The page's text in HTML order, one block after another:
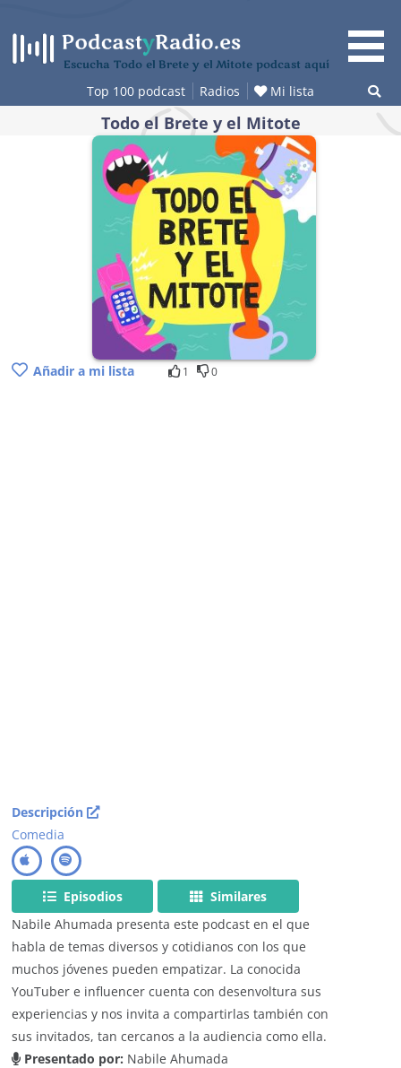
contenido
Escucha Todo el Brete y el Mitote podcast aquí
Top 100 podcast Radios Mi lista
Todo el Brete y el Mitote
Añadir a mi lista 1 0
Descripción
Comedia
Episodios
Similares
Nabile Ahumada presenta este podcast en el que
habla de temas diversos y cotidianos con los que
muchos jóvenes pueden empatizar. La conocida
YouTuber e influencer cuenta con desenvoltura sus
experiencias y nos invita a compartirlas también con
sus invitados, tan cercanos a la audiencia como ella.
Presentado por: Nabile Ahumada